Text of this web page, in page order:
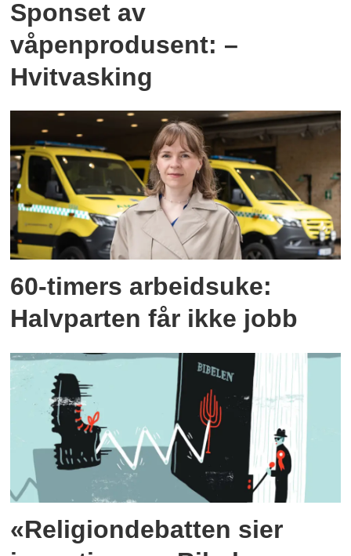
Sponset av
våpenprodusent: –
Hvitvasking
60-timers arbeidsuke:
Halvparten får ikke jobb
«Religiondebatten sier